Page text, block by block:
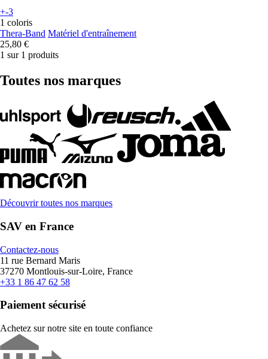
+-3
1 coloris
Thera-Band Matériel d'entraînement
25,80 €
1 sur 1 produits
Toutes nos marques
Découvrir toutes nos marques
SAV en France
Contactez-nous
11 rue Bernard Maris
37270 Montlouis-sur-Loire, France
+33 1 86 47 62 58
Paiement sécurisé
Achetez sur notre site en toute confiance